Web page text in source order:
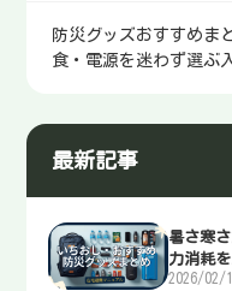
防災グッズおすすめま
食・電源を迷わず選ぶ
最新記事
暑さ寒
力消耗
2026/02/